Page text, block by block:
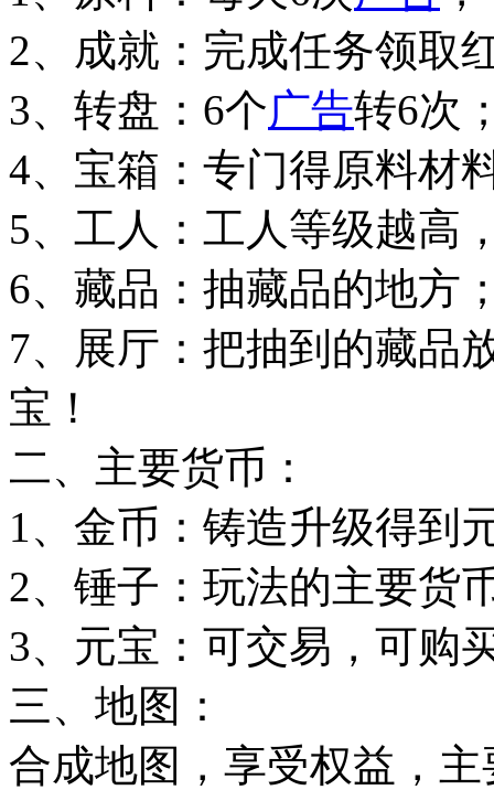
2、成就：完成任务领取
3、转盘：6个广告转6次
4、宝箱：专门得原料材
5、工人：工人等级越高
6、藏品：抽藏品的地方
7、展厅：把抽到的藏品
宝！
二、主要货币：
1、金币：铸造升级得到
2、锤子：玩法的主要货
3、元宝：可交易，可购
三、地图：
合成地图，享受权益，